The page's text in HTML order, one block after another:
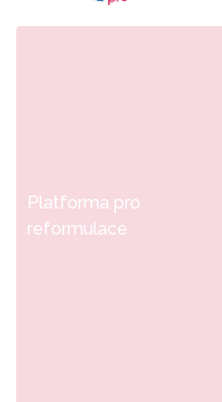
Platforma pro
reformulace